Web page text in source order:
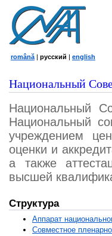
română | русский | english
Национальный
Национальный
Национальный
учреждением
оценки и
а также
высшей
Структура
Аппарат
Совместное